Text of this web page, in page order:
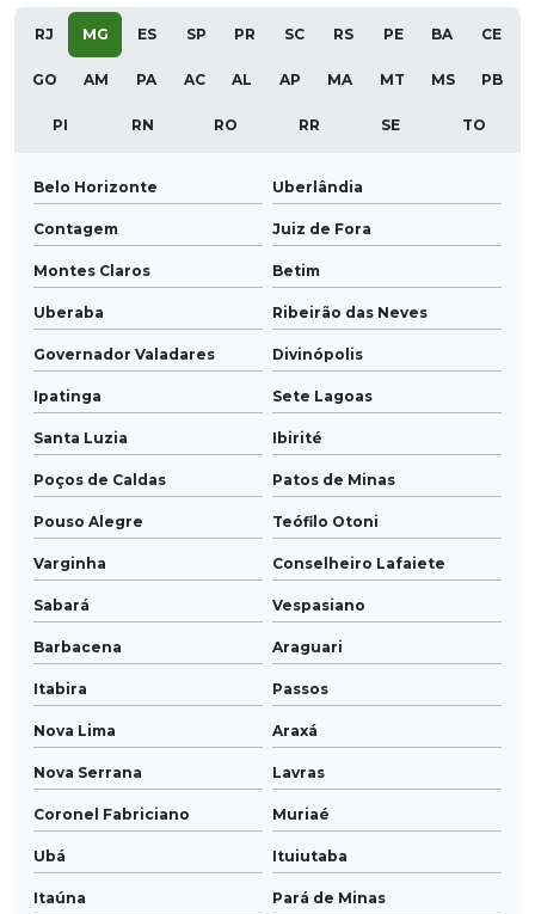
RJ MG ES SP PR SC RS PE BA CE
GO AM PA AC AL AP MA MT MS PB
PI RN RO RR SE TO
Belo Horizonte Uberlândia
Contagem Juiz de Fora
Montes Claros Betim
Uberaba Ribeirão das Neves
Governador Valadares Divinópolis
Ipatinga Sete Lagoas
Santa Luzia Ibirité
Poços de Caldas Patos de Minas
Pouso Alegre Teófilo Otoni
Varginha Conselheiro Lafaiete
Sabará Vespasiano
Barbacena Araguari
Itabira Passos
Nova Lima Araxá
Nova Serrana Lavras
Coronel Fabriciano Muriaé
Ubá Ituiutaba
Itaúna Pará de Minas